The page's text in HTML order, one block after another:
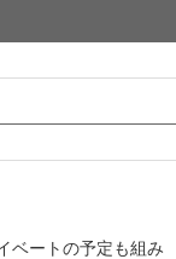
ベートの予定も組み